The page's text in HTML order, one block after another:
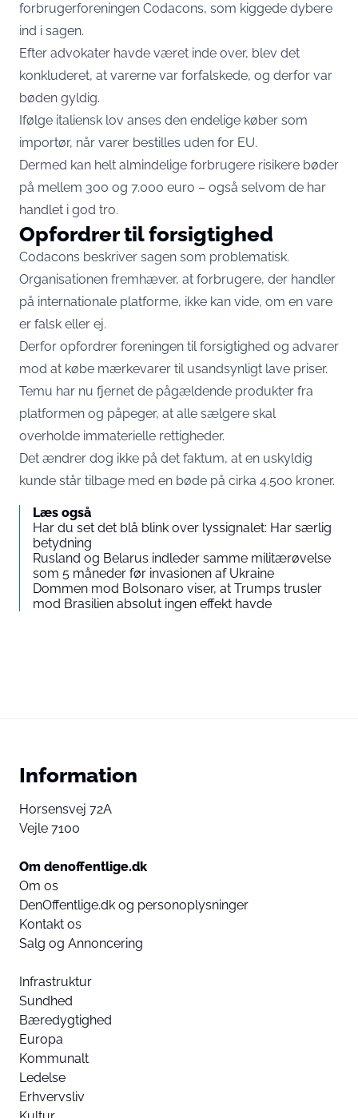
forbrugerforeningen Codacons, som kiggede dybere
ind i sagen.
Efter advokater havde været inde over, blev det
konkluderet, at varerne var forfalskede, og derfor var
bøden gyldig.
Ifølge italiensk lov anses den endelige køber som
importør, når varer bestilles uden for EU.
Dermed kan helt almindelige forbrugere risikere bøder
på mellem 300 og 7.000 euro – også selvom de har
handlet i god tro.
Opfordrer til forsigtighed
Codacons beskriver sagen som problematisk.
Organisationen fremhæver, at forbrugere, der handler
på internationale platforme, ikke kan vide, om en vare
er falsk eller ej.
Derfor opfordrer foreningen til forsigtighed og advarer
mod at købe mærkevarer til usandsynligt lave priser.
Temu har nu fjernet de pågældende produkter fra
platformen og påpeger, at alle sælgere skal
overholde immaterielle rettigheder.
Det ændrer dog ikke på det faktum, at en uskyldig
kunde står tilbage med en bøde på cirka 4.500 kroner.
Læs også
Har du set det blå blink over lyssignalet: Har særlig
betydning
Rusland og Belarus indleder samme militærøvelse
som 5 måneder før invasionen af Ukraine
Dommen mod Bolsonaro viser, at Trumps trusler
mod Brasilien absolut ingen effekt havde
Information
Horsensvej 72A
Vejle 7100
Om denoffentlige.dk
Om os
DenOffentlige.dk og personoplysninger
Kontakt os
Salg og Annoncering
Infrastruktur
Sundhed
Bæredygtighed
Europa
Kommunalt
Ledelse
Erhvervsliv